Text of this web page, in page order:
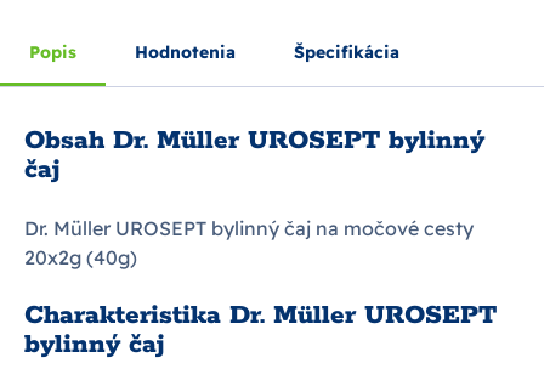
Popis Hodnotenia Špecifikácia
Obsah Dr. Müller UROSEPT bylinný
čaj
Dr. Müller UROSEPT bylinný čaj na močové cesty
20x2g (40g)
Charakteristika Dr. Müller UROSEPT
bylinný čaj